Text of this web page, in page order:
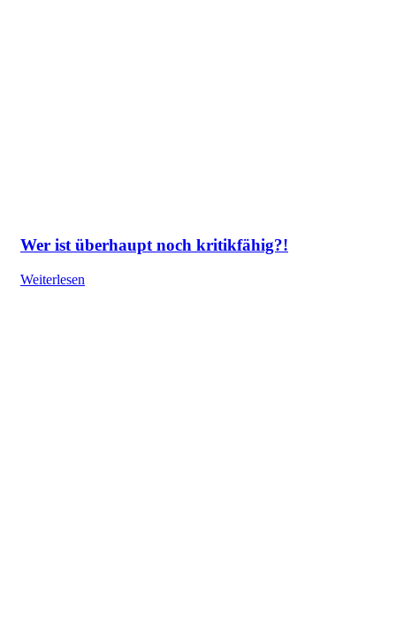
Wer ist überhaupt noch kritikfähig?!
Weiterlesen